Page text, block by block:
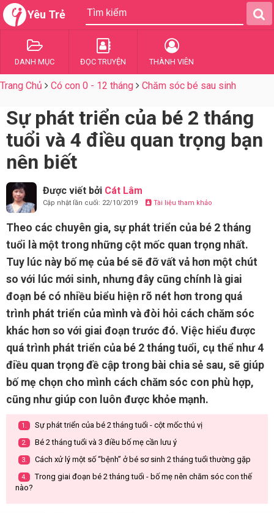
Yêu Trẻ
DANH MỤC ĐỌC TRUYỆN THÀNH VIÊN
Trang Chủ Có con 0 - 12 tháng Chăm sóc bé sau sinh
Sự phát triển của bé 2 tháng
tuổi và 4 điều quan trọng bạn
nên biết
Được viết bởi Cát Lâm
Cập nhật lần cuối: 22/10/2019 Tài liệu tham khảo
Theo các chuyên gia, sự phát triển của bé 2 tháng
tuổi là một trong những cột mốc quan trọng nhất.
Tuy lúc này bố mẹ của bé sẽ đỡ vất vả hơn một chút
so với lúc mới sinh, nhưng đây cũng chính là giai
đoạn bé có nhiều biểu hiện rõ nét hơn trong quá
trình phát triển của mình và đòi hỏi cách chăm sóc
khác hơn so với giai đoạn trước đó. Việc hiểu được
quá trình phát triển của bé 2 tháng tuổi, cụ thể như 4
điều quan trọng đề cập trong bài chia sẻ sau, sẽ giúp
bố mẹ chọn cho mình cách chăm sóc con phù hợp,
cũng như giúp con luôn được khỏe mạnh.
1. Sự phát triển của bé 2 tháng tuổi - cột mốc thú vị
2. Bé 2 tháng tuổi và 3 điều bố mẹ cần lưu ý
3. Cách xử lý một số “bệnh” ở bé sơ sinh 2 tháng tuổi thường gặp
4.
Trong giai đoạn bé 2 tháng tuổi - bố mẹ nên chăm sóc con thế
nào?